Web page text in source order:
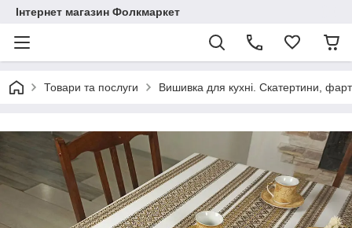
Інтернет магазин Фолкмаркет
Товари та послуги Вишивка для кухні. Скатертини,